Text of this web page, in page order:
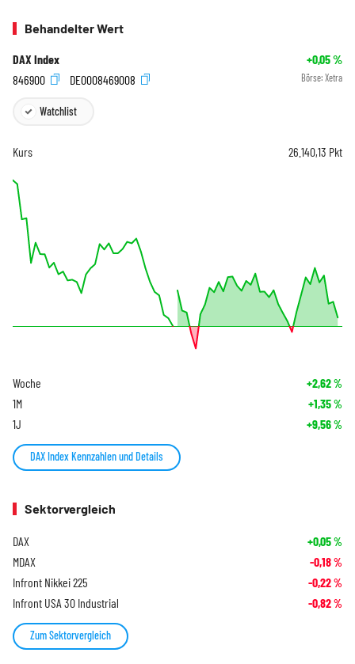
Behandelter Wert
DAX Index +0,05%
846900
DE0008469008 Börse: Xetra
Watchlist
Kurs 26.140,13 Pkt
Woche +2,62%
1M +1,35%
1J +9,56%
DAX Index Kennzahlen und Details
Sektorvergleich
DAX +0,05%
MDAX -0,18%
Infront Nikkei 225 -0,22%
Infront USA 30 Industrial -0,82%
Zum Sektorvergleich